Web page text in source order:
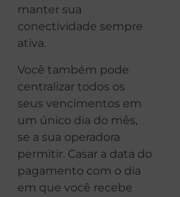
manter sua
conectividade sempre
ativa.
Você também pode
centralizar todos os
seus vencimentos em
um único dia do mês,
se a sua operadora
permitir. Casar a data do
pagamento com o dia
em que você recebe